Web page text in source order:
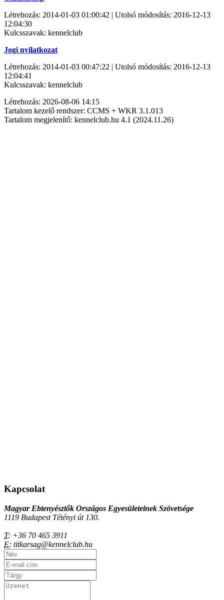
Létrehozás: 2014-01-03 01:00:42 | Utolsó módosítás: 2016-12-13
12:04:30
Kulcsszavak: kennelclub
Jogi nyilatkozat
Létrehozás: 2014-01-03 00:47:22 | Utolsó módosítás: 2016-12-13
12:04:41
Kulcsszavak: kennelclub
Létrehozás: 2026-08-06 14:15
Tartalom kezelő rendszer: CCMS + WKR 3.1.013
Tartalom megjelenítő: kennelclub.hu 4.1 (2024.11.26)
Kapcsolat
Magyar Ebtenyésztők Országos Egyesületeinek Szövetsége
1119 Budapest Tétényi út 130.
T: +36 70 465 3911
E: titkarsag@kennelclub.hu